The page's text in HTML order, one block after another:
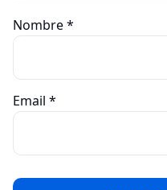
Nombre*
Email *